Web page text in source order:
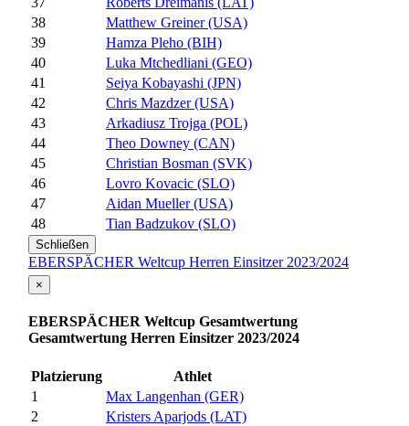
38
Matthew Greiner (USA)
39
Hamza Pleho (BIH)
40
Luka Mtchedliani (GEO)
41
Seiya Kobayashi (JPN)
42
Chris Mazdzer (USA)
43
Arkadiusz Trojga (POL)
44
Theo Downey (CAN)
45
Christian Bosman (SVK)
46
Lovro Kovacic (SLO)
47
Aidan Mueller (USA)
48
Tian Badzukov (SLO)
Schließen
EBERSPÄCHER Weltcup Herren Einsitzer 2023/2024
×
EBERSPÄCHER Weltcup Gesamtwertung
Gesamtwertung Herren Einsitzer 2023/2024
Platzierung
Athlet
1
Max Langenhan (GER)
2
Kristers Aparjods (LAT)